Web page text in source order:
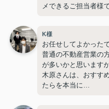
メできるご担当者様で
K様
お任せしてよかった
普通の不動産営業の
が多いかと思います
木原さんは、おすす
たらを本当に